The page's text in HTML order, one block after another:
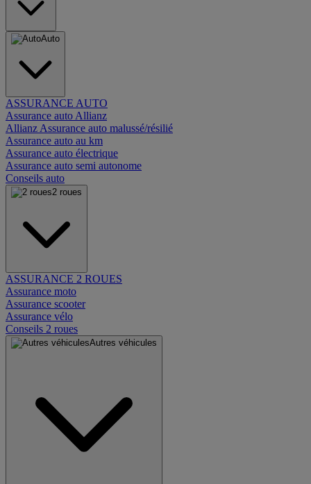
Auto
ASSURANCE AUTO
Assurance auto Allianz
Allianz Assurance auto malussé/résilié
Assurance auto au km
Assurance auto électrique
Assurance auto semi autonome
Conseils auto
2 roues
ASSURANCE 2 ROUES
Assurance moto
Assurance scooter
Assurance vélo
Conseils 2 roues
Autres véhicules